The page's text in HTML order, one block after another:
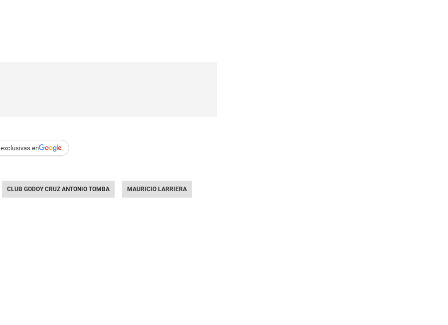
en
CLUB GODOY CRUZ ANTONIO TOMBA MAURICIO LARRIERA